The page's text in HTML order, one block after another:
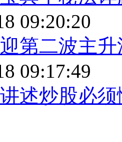
09:20:20
第二波主
09:17:49
述炒股必